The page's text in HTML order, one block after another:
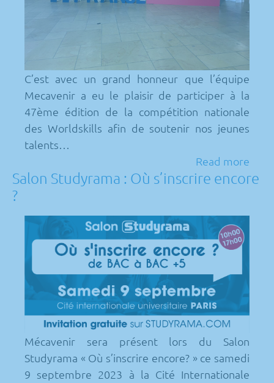
C’est avec un grand honneur que l’équipe
Mecavenir a eu le plaisir de participer à la
47ème édition de la compétition nationale
des Worldskills afin de soutenir nos jeunes
talents…
Read more
Salon Studyrama : Où s’inscrire encore
?
Mécavenir sera présent lors du Salon
Studyrama « Où s’inscrire encore? » ce samedi
9 septembre 2023 à la Cité Internationale